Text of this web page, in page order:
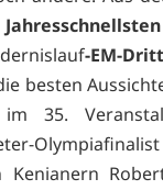
-EM-
besten
im 35.